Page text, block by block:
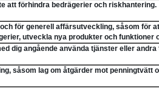
att förhindra bedrägerier och riskhantering.
för generell affärsutveckling, såsom för
utveckla nya produkter och funktioner
dig angående använda tjänster eller
såsom lag om åtgärder mot penningtvätt